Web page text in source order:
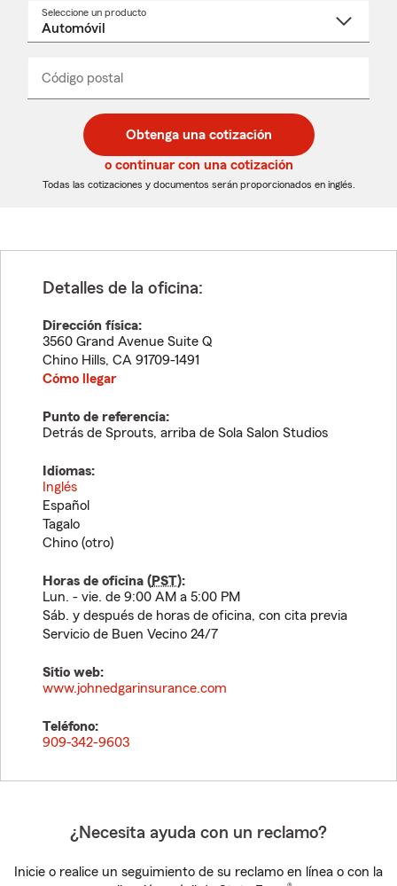
Seleccione un producto
desplegable
Código postal
de
5
dígitos
de
5
dígitos
_____
Obtenga una cotización
o continuar con una cotización
Todas las cotizaciones y documentos serán proporcionados en inglés.
Detalles de la oficina:
Dirección física:
3560 Grand Avenue Suite Q
Chino Hills, CA 91709-1491
Cómo llegar
Punto de referencia:
Detrás de Sprouts, arriba de Sola Salon Studios
Idiomas:
Inglés
Español
Tagalo
Chino (otro)
Horas de oficina (PST):
Lun. - vie. de 9:00 AM a 5:00 PM
Sáb. y después de horas de oficina, con cita previa
Servicio de Buen Vecino 24/7
Sitio web:
www.johnedgarinsurance.com
Teléfono:
909-342-9603
¿Necesita ayuda con un reclamo?
Inicie o realice un seguimiento de su reclamo en línea o con la